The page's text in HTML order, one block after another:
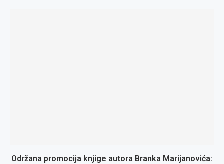
Održana promocija knjige autora Branka Marijanovića: